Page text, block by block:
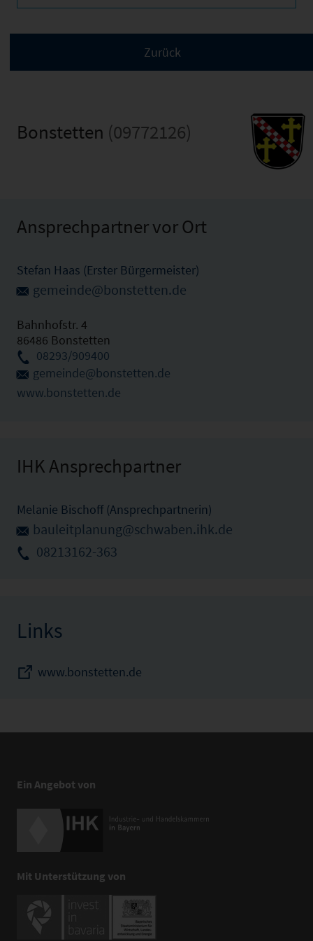
Bonstetten (09772126)
Ansprechpartner vor Ort
Stefan Haas (Erster Bürgermeister)
gemeinde@bonstetten.de
Bahnhofstr. 4
86486 Bonstetten
08293/909400
gemeinde@bonstetten.de
www.bonstetten.de
IHK Ansprechpartner
Melanie Bischoff (Ansprechpartnerin)
bauleitplanung@schwaben.ihk.de
08213162-363
Links
www.bonstetten.de
Ein Angebot von
Mit Unterstützung von